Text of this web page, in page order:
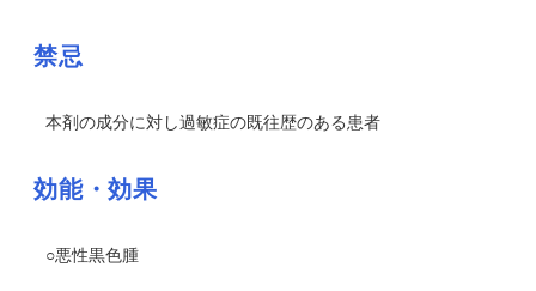
禁忌
本剤の成分に対し過敏症の既往歴のある患者
効能・効果
○悪性黒色腫